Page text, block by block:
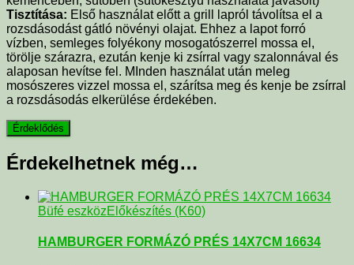
Tisztítása: Első használat előtt a grill lapról távolítsa el a
rozsdásodást gátló növényi olajat. Ehhez a lapot forró
vízben, semleges folyékony mosogatószerrel mossa el,
törölje szárazra, ezután kenje ki zsírral vagy szalonnával és
alaposan hevítse fel. MInden használat után meleg
mosószeres vizzel mossa el, szárítsa meg és kenje be zsírral
a rozsdásodás elkerülése érdekében.
Érdekelhetnek még…
Büfé eszközElőkészítés (K60)
HAMBURGER FORMÁZÓ PRÉS 14X7CM 16634